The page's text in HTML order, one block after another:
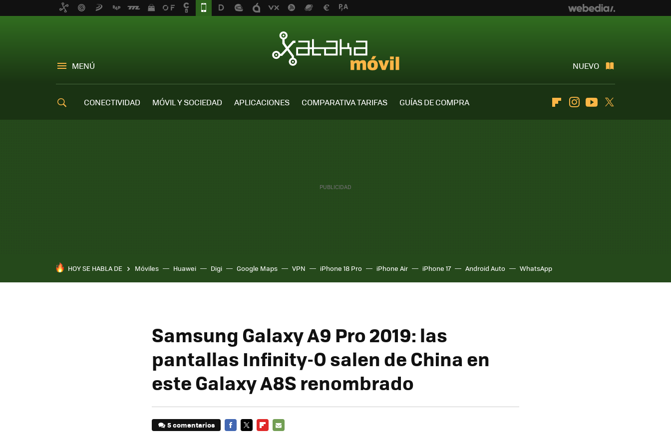
MENÚ NUEVO
CONECTIVIDAD MÓVIL Y SOCIEDAD APLICACIONES COMPARATIVA TARIFAS
GUÍAS DE COMPRA
FlipboardInstagramYoutube
HOY SE HABLA DE Móviles Huawei Digi Google Maps VPN iPhone 18 Pro iPhone Air iPhone 17 Android Auto WhatsApp
Samsung Galaxy A9 Pro 2019: las
pantallas Infinity-O salen de China en
este Galaxy A8S renombrado
5 comentarios